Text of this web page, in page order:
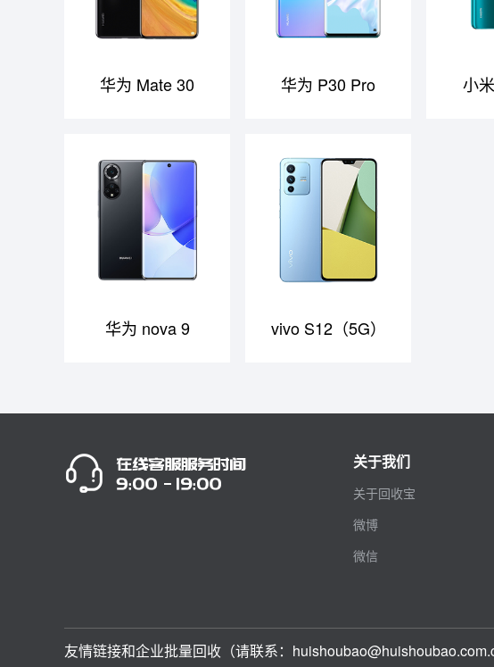
华为 Mate 30 华为 P30 Pro 小
华为 nova 9 vivo S12（5G）
关于我们
关于回收宝
微博
微信
友情链接和企业批量回收（请联系：